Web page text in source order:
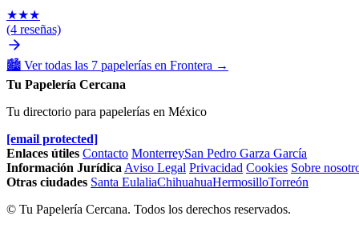
★★★
(4 reseñas)
🏙️ Ver todas las 7 papelerías en Frontera →
Tu Papelería Cercana
Tu directorio para papelerías en México
[email protected]
Enlaces útiles Contacto MonterreySan Pedro Garza García
Información Jurídica Aviso Legal Privacidad Cookies Sobre
Otras ciudades Santa EulaliaChihuahuaHermosilloTorreón
© Tu Papelería Cercana. Todos los derechos reservados.